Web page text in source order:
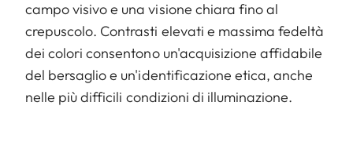
campo visivo e una visione chiara fino al
crepuscolo. Contrasti elevati e massima fedeltà
dei colori consentono un'acquisizione affidabile
del bersaglio e un'identificazione etica, anche
nelle più difficili condizioni di illuminazione.